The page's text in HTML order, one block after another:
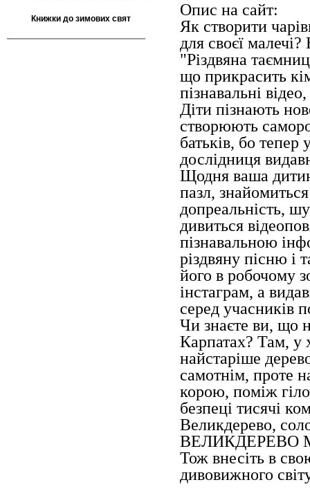
Книжки до зимових свят
Опис на сайт:
Як створити
для своєї
"Різдвяна
що прикрасить
пізнавальні
Діти пізнають
створюють
батьків, бо
дослідниця
Щодня ваша
пазл,
допреальність,
дивиться
пізнавальною
різдвяну пісню і
його в робочому
інстаграм, а
серед учасників
Чи знаєте ви, що
Карпатах? Там, у
найстаріше
самотнім, проте
корою, поміж
безпеці тисячі
Великдерево,
ВЕЛИКДЕРЕВО
Тож внесіть в
дивовижного